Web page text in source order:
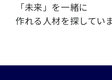
「未来」を一緒に
作れる人材を探していま